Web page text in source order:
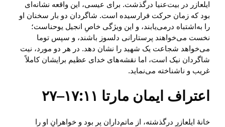
ایلعازر در بیت‌عنیا درگذشت. برای عیسی، این واقعه نشانه‌ای
بود که زمان حرکت فرارسیده است. شاگردان دو بار سخنان او
را به‌اشتباه درمی‌یابند، و این ویژگی خاصِ انجیل یوحناست؛
نخست می‌خواهند پرستارانی دلسوز باشند، و سپس توما
می‌خواهد شجاعت یک شهید را نشان دهد. در هر دو مورد، نیت
شاگردان نیک است، اما نقشه‌های خدای عظیم برایشان کاملاً
غریب و ناشناخته می‌نماید.
اعتراف ایمان مارتا ۱۷:۱۱‏–‏۲۷
خانهٔ ایلعازرِ درگذشته، از ماتم‌داران پر بود و خواهرانِ او را